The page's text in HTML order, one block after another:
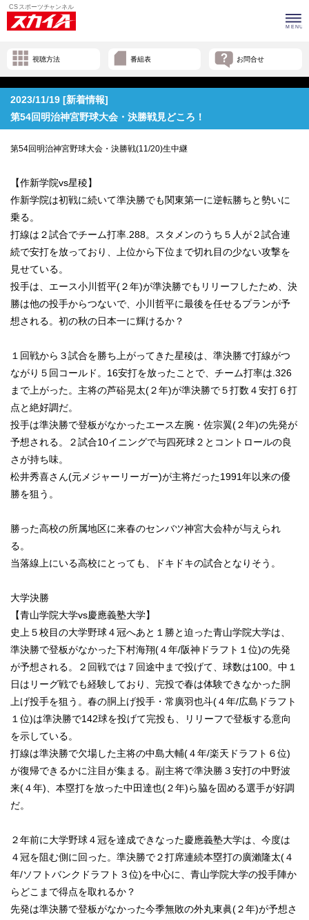
視聴方法 番組表 お問合せ
2023/11/19 [新着情報]
第54回明治神宮野球大会・決勝戦見どころ！
第54回明治神宮野球大会・決勝戦(11/20)生中継
【作新学院vs星稜】
作新学院は初戦に続いて準決勝でも関東第一に逆転勝ちと勢いに
乗る。
打線は２試合でチーム打率.288。スタメンのうち５人が２試合連
続で安打を放っており、上位から下位まで切れ目の少ない攻撃を
見せている。
投手は、エース小川哲平(２年)が準決勝でもリリーフしたため、決
勝は他の投手からつないで、小川哲平に最後を任せるプランが予
想される。初の秋の日本一に輝けるか？
１回戦から３試合を勝ち上がってきた星稜は、準決勝で打線がつ
ながり５回コールド。16安打を放ったことで、チーム打率は.326
まで上がった。主将の芦硲晃太(２年)が準決勝で５打数４安打６打
点と絶好調だ。
投手は準決勝で登板がなかったエース左腕・佐宗翼(２年)の先発が
予想される。２試合10イニングで与四死球２とコントロールの良
さが持ち味。
松井秀喜さん(元メジャーリーガー)が主将だった1991年以来の優
勝を狙う。
勝った高校の所属地区に来春のセンバツ神宮大会枠が与えられ
る。
当落線上にいる高校にとっても、ドキドキの試合となりそう。
大学決勝
【青山学院大学vs慶應義塾大学】
史上５校目の大学野球４冠へあと１勝と迫った青山学院大学は、
準決勝で登板がなかった下村海翔(４年/阪神ドラフト１位)の先発
が予想される。２回戦では７回途中まで投げて、球数は100。中１
日はリーグ戦でも経験しており、完投で春は体験できなかった胴
上げ投手を狙う。春の胴上げ投手・常廣羽也斗(４年/広島ドラフト
１位)は準決勝で142球を投げて完投も、リリーフで登板する意向
を示している。
打線は準決勝で欠場した主将の中島大輔(４年/楽天ドラフト６位)
が復帰できるかに注目が集まる。副主将で準決勝３安打の中野波
来(４年)、本塁打を放った中田達也(２年)ら脇を固める選手が好調
だ。
２年前に大学野球４冠を達成できなった慶應義塾大学は、今度は
４冠を阻む側に回った。準決勝で２打席連続本塁打の廣瀨隆太(４
年/ソフトバンクドラフト３位)を中心に、青山学院大学の投手陣か
らどこまで得点を取れるか？
先発は準決勝で登板がなかった今季無敗の外丸東眞(２年)が予想さ